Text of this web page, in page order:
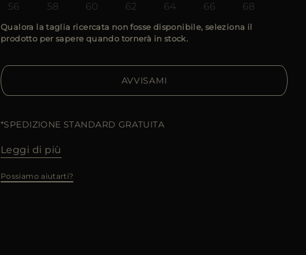
56
58 60 62 64 66 68
Qualora la taglia ricercata non fosse disponibile, seleziona il
prodotto per sapere quando tornerà in stock.
AVVISAMI
*SPEDIZIONE STANDARD GRATUITA
Leggi di più
Possiamo aiutarti?